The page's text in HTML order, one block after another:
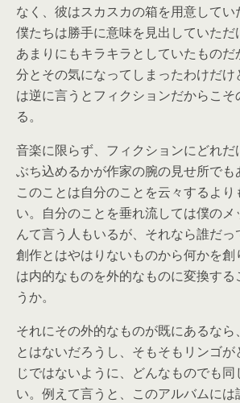
なく、彼はスカスカの箱を用意して
僕たちは勝手に意味を見出していた
あまりにもキラキラとしていたもの
分とその気になってしまったわけだけ
は逆に言うとフィクションだからこそ
る。
音楽に限らず、フィクションにどれだ
ぶち込めるかが作家の腕の見せ所でも
このことは自分のことを云々するより
い。自分のことを垂れ流しては僕の
んて言う人もいるが、それなら誰だっ
創作とはやはりないものから何かを創
は内的なものを外的なものに変換する
うか。
それにその外的なものが既にあるなら
とはないだろうし、そもそもリンゴ
じではないように、どんなものでも
い。例えて言うと、このアルバムに